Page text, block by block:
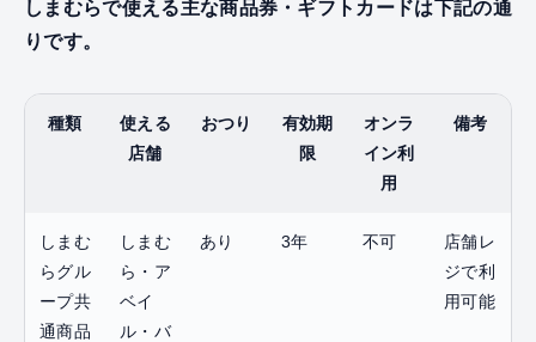
しまむらで使える主な商品券・ギフトカードは下記の通
りです。
種類
使える
店舗
おつり
有効期
限
オンラ
イン利
用
備考
しまむ
らグル
ープ共
通商品
しまむ
ら・ア
ベイ
ル・バ
あり 3年 不可
店舗レ
ジで利
用可能